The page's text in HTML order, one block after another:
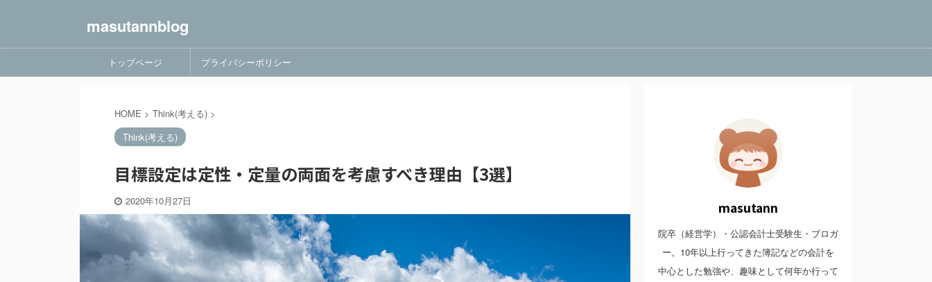
masutannblog
トップページ プライバシーポリシー
HOME > Think(考える) >
Think(考える)
目標設定は定性・定量の両面を考慮すべき理由【3選】
2020年10月27日 masutann
院卒（経営学）・公認会計士受験生・ブロガ
ー。10年以上行ってきた簿記などの会計を
中心とした勉強や、趣味として何年か行って